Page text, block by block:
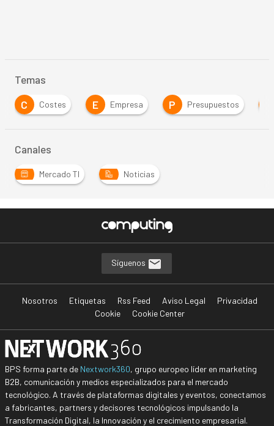
Temas
Costes E Empresa P Presupuestos S
Canales
Mercado TI Noticias
Síguenos
Nosotros Etiquetas Rss Feed Aviso Legal
Privacidad
Cookie
Cookie Center
BPS forma parte de Nextwork360, grupo europeo líder en marketing
B2B, comunicación y medios especializados para el mercado
tecnológico. A través de plataformas digitales y eventos, conectamos
a fabricantes, partners y decisores tecnológicos impulsando la
Transformación Digital, la Innovación y el crecimiento empresarial.